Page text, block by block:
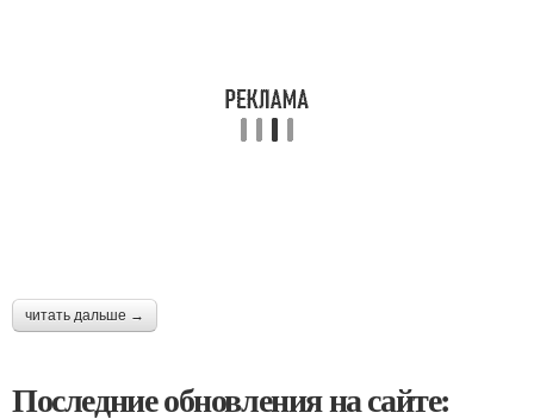
читать дальше →
Последние обновления на сайте: